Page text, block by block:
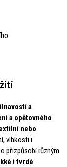
a
a opětovného
nebo
vlhkosti i
přizpůsobí různým
i tvrdé